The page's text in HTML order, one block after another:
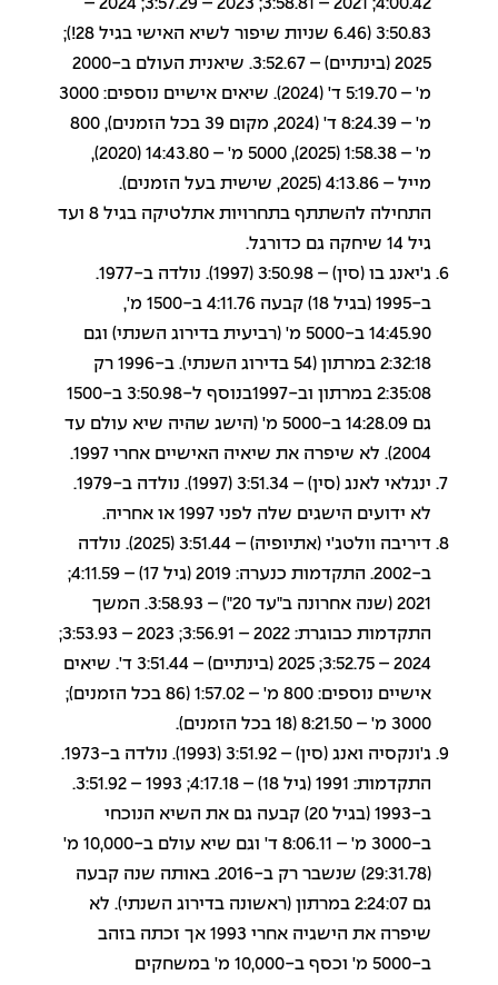
4:00.42; 2021 – 3:58.81; 2023 – 3:57.29; 2024 –
3:50.83 (6.46 שניות שיפור לשיא האישי בגיל 28!);
2025 (בינתיים) – 3:52.67. שיאנית העולם ב-2000
מ' – 5:19.70 ד' (2024). שיאים אישיים נוספים: 3000
מ' – 8:24.39 ד' (2024, מקום 39 בכל הזמנים), 800
מ' – 1:58.38 (2025), 5000 מ' – 14:43.80 (2020),
מייל – 4:13.86 (2025, שישית בעל הזמנים).
התחילה להשתתף בתחרויות אתלטיקה בגיל 8 ועד
גיל 14 שיחקה גם כדורגל.
ג'יאנג בו (סין) – 3:50.98 (1997). נולדה ב-1977.
ב-1995 (בגיל 18) קבעה 4:11.76 ב-1500 מ',
14:45.90 ב-5000 מ' (רביעית בדירוג השנתי) וגם
2:32:18 במרתון (54 בדירוג השנתי). ב-1996 רק
2:35:08 במרתון וב-1997בנוסף ל-3:50.98 ב-1500
גם 14:28.09 ב-5000 מ' (הישג שהיה שיא עולם עד
2004). לא שיפרה את שיאיה האישיים אחרי 1997.
ינגלאי לאנג (סין) – 3:51.34 (1997). נולדה ב-1979.
לא ידועים הישגים שלה לפני 1997 או אחריה.
דיריבה וולטג'י (אתיופיה) – 3:51.44 (2025). נולדה
ב-2002. התקדמות כנערה: 2019 (גיל 17) – 4:11.59;
2021 (שנה אחרונה ב"עד 20") – 3:58.93. המשך
התקדמות כבוגרת: 2022 – 3:56.91; 2023 – 3:53.93;
2024 – 3:52.75; 2025 (בינתיים) – 3:51.44 ד'. שיאים
אישיים נוספים: 800 מ' – 1:57.02 (86 בכל הזמנים);
3000 מ' – 8:21.50 (18 בכל הזמנים).
ג'ונקסיה ואנג (סין) – 3:51.92 (1993). נולדה ב-1973.
התקדמות: 1991 (גיל 18) – 4:17.18; 1993 – 3:51.92.
ב-1993 (בגיל 20) קבעה גם את השיא הנוכחי
ב-3000 מ' – 8:06.11 ד' וגם שיא עולם ב-10,000 מ'
(29:31.78) שנשבר רק ב-2016. באותה שנה קבעה
גם 2:24:07 במרתון (ראשונה בדירוג השנתי). לא
שיפרה את הישגיה אחרי 1993 אך זכתה בזהב
ב-5000 מ' וכסף ב-10,000 מ' במשחקים